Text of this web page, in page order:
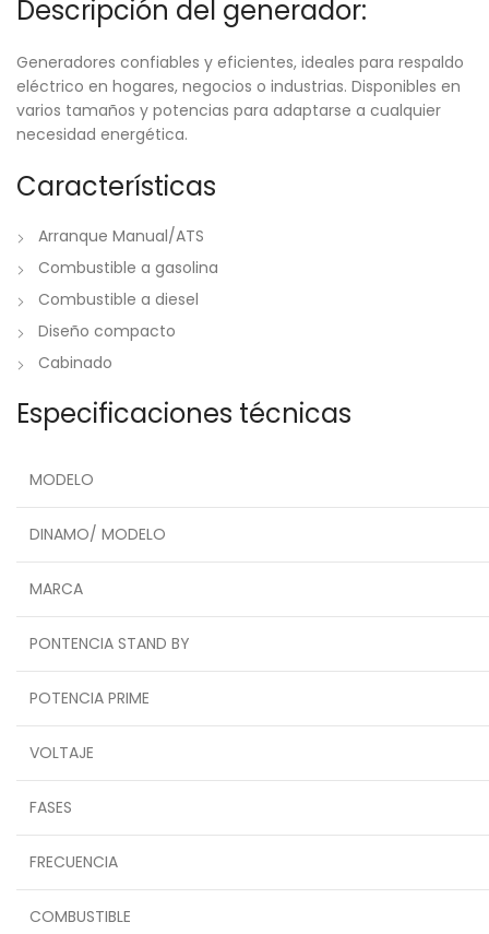
Descripción del generador:
Generadores confiables y eficientes, ideales para respaldo
eléctrico en hogares, negocios o industrias. Disponibles en
varios tamaños y potencias para adaptarse a cualquier
necesidad energética.
Características
Arranque Manual/ATS
Combustible a gasolina
Combustible a diesel
Diseño compacto
Cabinado
Especificaciones técnicas
MODELO
DINAMO/ MODELO
MARCA
PONTENCIA STAND BY
POTENCIA PRIME
VOLTAJE
FASES
FRECUENCIA
COMBUSTIBLE